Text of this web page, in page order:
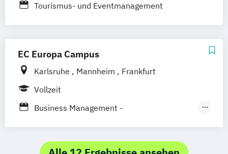
Hamburg
Hannover
Kaiserslautern/Kusel Kiel Leipzig
Ludwigshafen/Diez München Nürnberg
Online-Fernstudium
Stuttgart
Köln
Dresden
Tourismus- und Eventmanagement
EC Europa Campus
Karlsruhe Mannheim
Frankfurt
Vollzeit
Business Management -